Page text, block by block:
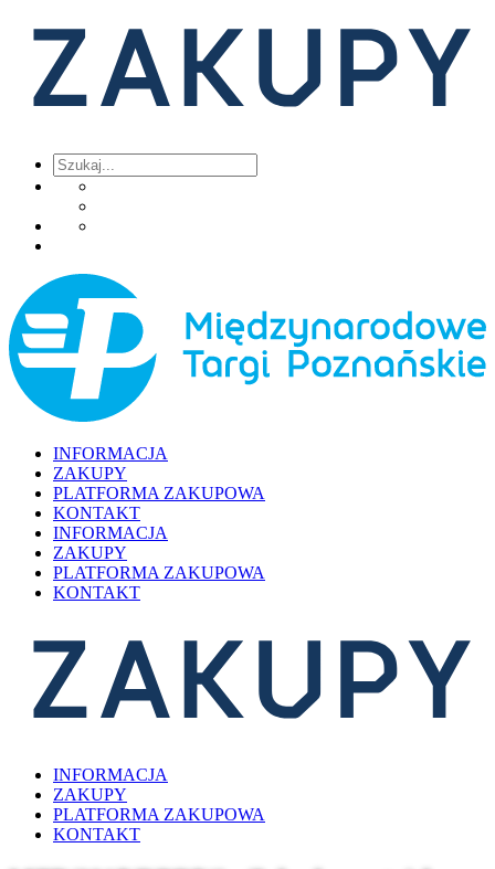
INFORMACJA
ZAKUPY
PLATFORMA ZAKUPOWA
KONTAKT
INFORMACJA
ZAKUPY
PLATFORMA ZAKUPOWA
KONTAKT
INFORMACJA
ZAKUPY
PLATFORMA ZAKUPOWA
KONTAKT